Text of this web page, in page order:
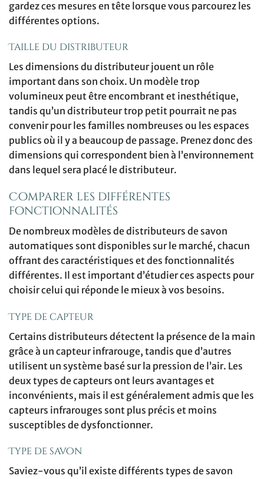
gardez ces mesures en tête lorsque vous parcourez les
différentes options.
Taille du distributeur
Les dimensions du distributeur jouent un rôle
important dans son choix. Un modèle trop
volumineux peut être encombrant et inesthétique,
tandis qu’un distributeur trop petit pourrait ne pas
convenir pour les familles nombreuses ou les espaces
publics où il y a beaucoup de passage. Prenez donc des
dimensions qui correspondent bien à l’environnement
dans lequel sera placé le distributeur.
Comparer les différentes
fonctionnalités
De nombreux modèles de distributeurs de savon
automatiques sont disponibles sur le marché, chacun
offrant des caractéristiques et des fonctionnalités
différentes. Il est important d’étudier ces aspects pour
choisir celui qui réponde le mieux à vos besoins.
Type de capteur
Certains distributeurs détectent la présence de la main
grâce à un capteur infrarouge, tandis que d’autres
utilisent un système basé sur la pression de l’air. Les
deux types de capteurs ont leurs avantages et
inconvénients, mais il est généralement admis que les
capteurs infrarouges sont plus précis et moins
susceptibles de dysfonctionner.
Type de savon
Saviez-vous qu’il existe différents types de savon